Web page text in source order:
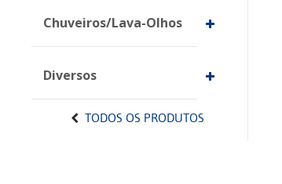
Chuveiros/Lava-Olhos
Diversos
TODOS OS PRODUTOS